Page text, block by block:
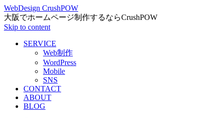
WebDesign CrushPOW
大阪でホームページ制作するならCrushPOW
Skip to content
SERVICE
Web制作
WordPress
Mobile
SNS
CONTACT
ABOUT
BLOG